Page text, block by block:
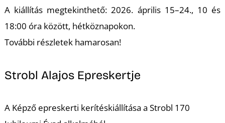
A kiállítás megtekinthető: 2026. április 15–24., 10 és
18:00 óra között, hétköznapokon.
További részletek hamarosan!
Strobl Alajos Epreskertje
A Képző epreskerti kerítéskiállítása a Strobl 170